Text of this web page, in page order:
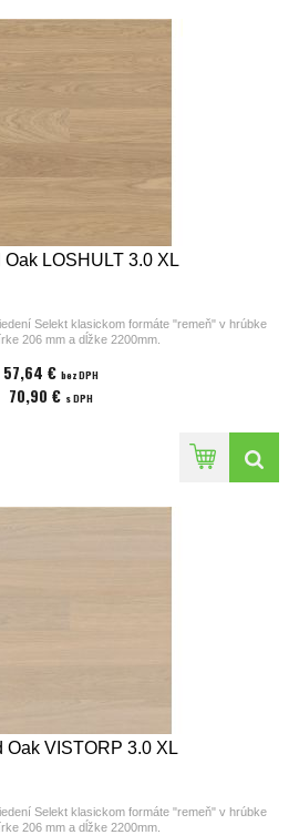
Oak LOSHULT 3.0 XL
Selekt klasickom formáte "remeň" v hrúbke
206 mm a dĺžke 2200mm.
pozostáva z laku v odtieni
hladkého povrchu bez kartáča. Cena za 1m2
57,64 € bez DPH
70,90 € s DPH
Oak VISTORP 3.0 XL
Selekt klasickom formáte "remeň" v hrúbke
206 mm a dĺžke 2200mm.